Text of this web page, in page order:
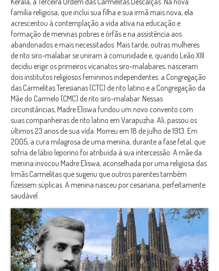
família religiosa, que inclui sua filha e sua irmã mais nova, ela
acrescentou à contemplação a vida ativa na educação e
formação de meninas pobres e órfãs e na assistência aos
abandonados e mais necessitados. Mais tarde, outras mulheres
de rito siro-malabar se uniram à comunidade e, quando Leão XIII
decidiu erigir os primeiros vicariatos siro-malabares, nasceram
dois institutos religiosos femininos independentes: a Congregação
das Carmelitas Teresianas (CTC) de rito latino e a Congregação da
Mãe do Carmelo (CMC) de rito siro-malabar. Nessas
circunstâncias, Madre Eliswa fundou um novo convento com
suas companheiras de rito latino em Varapuzha. Ali, passou os
últimos 23 anos de sua vida. Morreu em 18 de julho de 1913. Em
2005, a cura milagrosa de uma menina, durante a fase fetal, que
sofria de lábio leporino foi atribuída à sua intercessão. A mãe da
menina invocou Madre Eliswa, aconselhada por uma religiosa das
Irmãs Carmelitas que sugeriu que outros parentes também
fizessem súplicas. A menina nasceu por cesariana, perfeitamente
saudável.